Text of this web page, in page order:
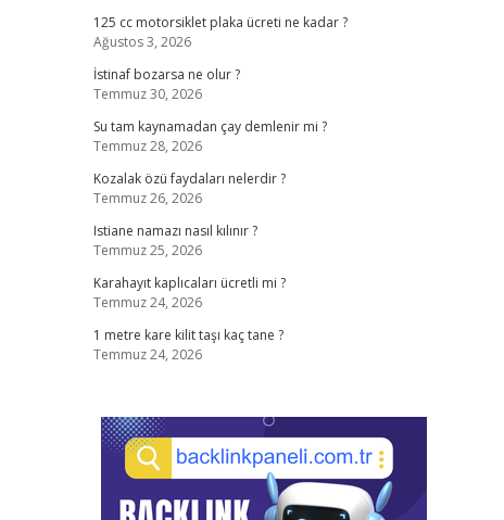
125 cc motorsiklet plaka ücreti ne kadar ?
Ağustos 3, 2026
İstinaf bozarsa ne olur ?
Temmuz 30, 2026
Su tam kaynamadan çay demlenir mi ?
Temmuz 28, 2026
Kozalak özü faydaları nelerdir ?
Temmuz 26, 2026
Istiane namazı nasıl kılınır ?
Temmuz 25, 2026
Karahayıt kaplıcaları ücretli mi ?
Temmuz 24, 2026
1 metre kare kilit taşı kaç tane ?
Temmuz 24, 2026